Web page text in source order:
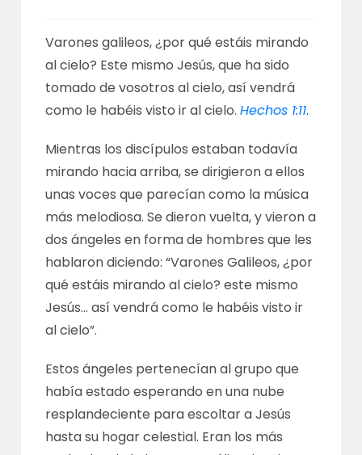
Varones galileos, ¿por qué estáis mirando
al cielo? Este mismo Jesús, que ha sido
tomado de vosotros al cielo, así vendrá
como le habéis visto ir al cielo.Hechos 1:11.
Mientras los discípulos estaban todavía
mirando hacia arriba, se dirigieron a ellos
unas voces que parecían como la música
más melodiosa. Se dieron vuelta, y vieron a
dos ángeles en forma de hombres que les
hablaron diciendo: “Varones Galileos, ¿por
qué estáis mirando al cielo? este mismo
Jesús… así vendrá como le habéis visto ir
al cielo”.
Estos ángeles pertenecían al grupo que
había estado esperando en una nube
resplandeciente para escoltar a Jesús
hasta su hogar celestial. Eran los más